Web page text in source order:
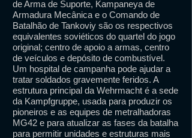
de Arma de Suporte, Kampaneya de
Armadura Mecânica e o Comando de
Batalhão de Tankoviy são os respectivos
equivalentes soviéticos do quartel do jogo
original; centro de apoio a armas, centro
de veículos e depósito de combustível.
Um hospital de campanha pode ajudar a
tratar soldados gravemente feridos. A
estrutura principal da Wehrmacht é a sede
da Kampfgruppe, usada para produzir os
pioneiros e as equipes de metralhadoras
MG42 e para atualizar as fases da batalha
para permitir unidades e estruturas mais